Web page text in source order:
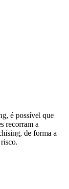
é possível que
recorram a
de forma a